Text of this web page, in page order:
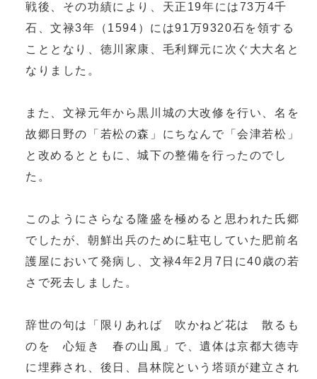
戦後、その功績により、天正19年には73万4千
石、文禄3年（1594）には91万9320石を領する
こととなり、徳川家康、毛利輝元に次ぐ大大名と
なりました。
また、文禄元年から黒川城の大改修を行い、名を
故郷日野の「若松の森」にちなんで「会津若松」
と改めるとともに、城下の整備を行ったのでし
た。
このようにさらなる隆盛を極めると思われた氏郷
でしたが、朝鮮出兵のために駐屯していた肥前名
護屋において発病し、文禄4年2月7日に40歳の若
さで死去しました。
辞世の句は「限りあれば 吹かねど花は 散るも
のを 心短き 春の山風」で、遺体は京都大徳寺
に埋葬され、後日、昌林院という塔頭が建立され